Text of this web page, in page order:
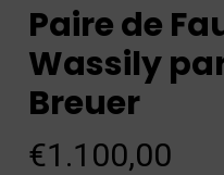
Paire de
Wassily
Breuer
€1.100,00